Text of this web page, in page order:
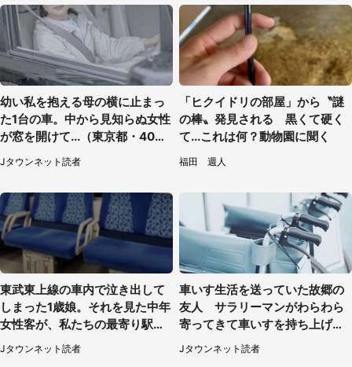
幼い私を抱える母の横に止まっ
た1台の車。中から見知らぬ女性
が窓を開けて...（東京都・40代
Jタウンネット読者
「ヒクイドリの部屋」から〝謎
の棒〟発見される 黒くて硬く
て...これは何？動物園に聞く
福田 週人
東武東上線の車内で泣き出して
しまった1歳娘。それを見た中年
女性客が、私たちの最寄り駅ま
でずっと（埼玉県・30代女性）
Jタウンネット読者
車いす生活を送っていた故郷の
友人 サラリーマンがわらわら
寄ってきて車いすを持ち上げ連
れて行った（福岡県・60代女
性）
Jタウンネット読者